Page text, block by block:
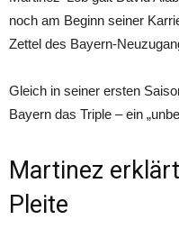
noch am Beginn seiner
Zettel des Bayern-
Gleich in seiner ersten
Bayern das Triple – ein
Martinez
Pleite